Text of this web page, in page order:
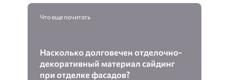
Что еще почитать
Насколько долговечен отделочно-
декоративный материал сайдинг
при отделке фасадов?